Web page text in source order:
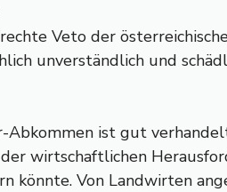
Veto der
unverständlich und
Abkommen ist gut
wirtschaftlichen
könnte. Von Landwirten